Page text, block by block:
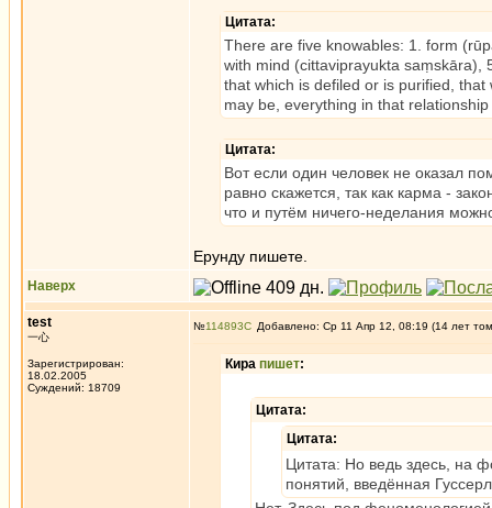
Цитата:
There are five knowables: 1. form
with mind (cittaviprayukta saṃskāra),
that which is defiled or is purified,
may be, everything in that
Цитата:
Вот если один человек не оказал
равно скажется, так как карма -
что и путём ничего-неделания
Ерунду пишете.
Наверх
test
一心
Зарегистрирован:
18.02.2005
Суждений: 18709
№114893 Добавлено: Ср 11 Апр 12, 08:19 (14 лет
Кира пишет:
Цитата:
Цитата:
Цитата: Но ведь здесь, на
понятий, введённая